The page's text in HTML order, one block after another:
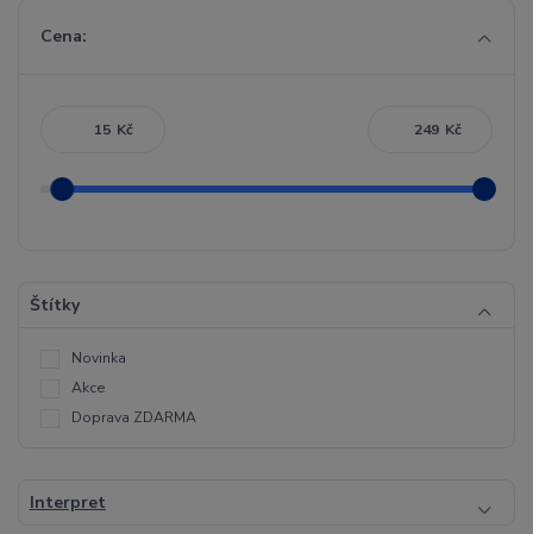
Cena:
Kč Kč
Štítky
Novinka
Akce
Doprava ZDARMA
Interpret